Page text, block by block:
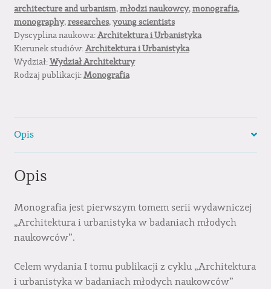
architecture and urbanism,młodzi naukowcy,monografia,
monography,researches,young scientists
Dyscyplina naukowa:Architektura i Urbanistyka
Kierunek studiów:Architektura i Urbanistyka
Wydział:Wydział Architektury
Rodzaj publikacji:Monografia
Opis
Opis
Monografia jest pierwszym tomem serii wydawniczej
„Architektura i urbanistyka w badaniach młodych
naukowców”.
Celem wydania I tomu publikacji z cyklu „Architektura
i urbanistyka w badaniach młodych naukowców”